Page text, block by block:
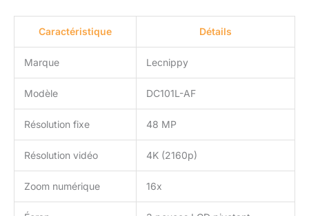
Vous pouvez également
sortir la vidéo à l'aide du
enregistrement pendant
le chargement】Ces
disposent d'une
pause qui vous permet
de poursuivre
l'enregistrement dans le
même fichier sans en
redémarrer un nouveau.
Il suffit de mettre en
Caractéristique Détails
Marque Lecnippy
Modèle DC101L-AF
Résolution fixe 48 MP
Résolution vidéo 4K (2160p)
Zoom numérique 16x